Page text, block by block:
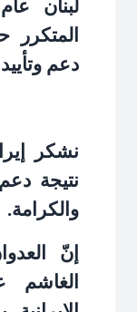
دعم
نشكر
نتيجة
والكرامة.
إنّ
الغاشم